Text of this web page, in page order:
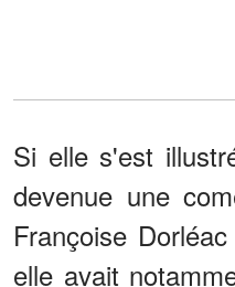
Si elle s'est
devenue une
Françoise
elle avait